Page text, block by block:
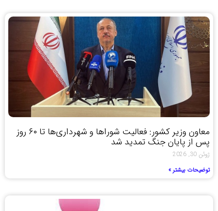
معاون وزیر کشور: فعالیت شوراها و شهرداری‌ها تا ۶۰ روز
پس از پایان جنگ تمدید شد
ژوئن 30, 2026
توضیحات بیشتر »